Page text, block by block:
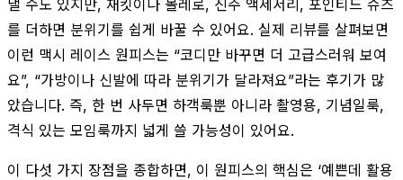
낼 수도 있지만, 재킷이나 볼레로, 진주 액세서리, 포인티드 슈즈
를 더하면 분위기를 쉽게 바꿀 수 있어요. 실제 리뷰를 살펴보면
이런 맥시 레이스 원피스는 “코디만 바꾸면 더 고급스러워 보여
요”, “가방이나 신발에 따라 분위기가 달라져요”라는 후기가 많
았습니다. 즉, 한 번 사두면 하객룩뿐 아니라 촬영용, 기념일룩,
격식 있는 모임룩까지 넓게 쓸 가능성이 있어요.
이 다섯 가지 장점을 종합하면, 이 원피스의 핵심은 ‘예쁜데 활용